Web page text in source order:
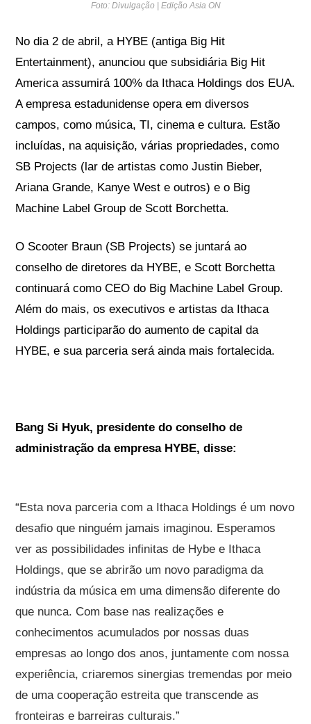
Foto: Divulgação | Edição Asia ON
No dia 2 de abril, a HYBE (antiga Big Hit
Entertainment), anunciou que subsidiária Big Hit
America assumirá 100% da Ithaca Holdings dos EUA.
A empresa estadunidense opera em diversos
campos, como música, TI, cinema e cultura. Estão
incluídas, na aquisição, várias propriedades, como
SB Projects (lar de artistas como Justin Bieber,
Ariana Grande, Kanye West e outros) e o Big
Machine Label Group de Scott Borchetta.
O Scooter Braun (SB Projects) se juntará ao
conselho de diretores da HYBE, e Scott Borchetta
continuará como CEO do Big Machine Label Group.
Além do mais, os executivos e artistas da Ithaca
Holdings participarão do aumento de capital da
HYBE, e sua parceria será ainda mais fortalecida.
Bang Si Hyuk, presidente do conselho de
administração da empresa HYBE, disse:
“Esta nova parceria com a Ithaca Holdings é um novo
desafio que ninguém jamais imaginou. Esperamos
ver as possibilidades infinitas de Hybe e Ithaca
Holdings, que se abrirão um novo paradigma da
indústria da música em uma dimensão diferente do
que nunca. Com base nas realizações e
conhecimentos acumulados por nossas duas
empresas ao longo dos anos, juntamente com nossa
experiência, criaremos sinergias tremendas por meio
de uma cooperação estreita que transcende as
fronteiras e barreiras culturais.”